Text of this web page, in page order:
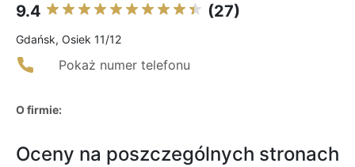
9.4 (27)
Gdańsk, Osiek 11/12
Pokaż numer telefonu
O firmie:
Oceny na poszczególnych stronach